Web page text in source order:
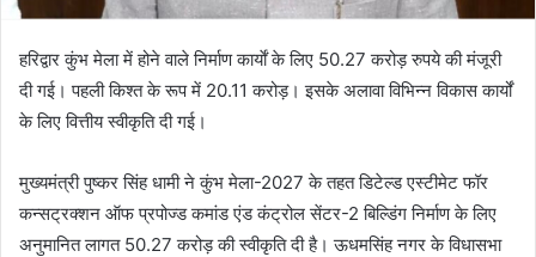
हरिद्वार कुंभ मेला में होने वाले निर्माण कार्याें के लिए 50.27 करोड़ रुपये की मंजूरी
दी गई। पहली किश्त के रूप में 20.11 करोड़। इसके अलावा विभिन्न विकास कार्यों
के लिए वित्तीय स्वीकृति दी गई।
मुख्यमंत्री पुष्कर सिंह धामी ने कुंभ मेला-2027 के तहत डिटेल्ड एस्टीमेट फॉर
कन्सट्रक्शन ऑफ प्रपोज्ड कमांड एंड कंट्रोल सेंटर-2 बिल्डिंग निर्माण के लिए
अनुमानित लागत 50.27 करोड़ की स्वीकृति दी है। ऊधमसिंह नगर के विधासभा